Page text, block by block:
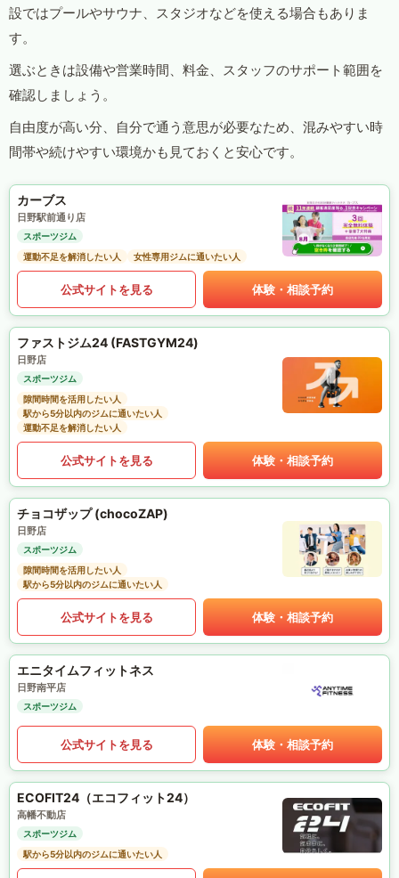
設ではプールやサウナ、スタジオなどを使える場合もありま
す。
選ぶときは設備や営業時間、料金、スタッフのサポート範囲を
確認しましょう。
自由度が高い分、自分で通う意思が必要なため、混みやすい時
間帯や続けやすい環境かも見ておくと安心です。
カーブス
日野駅前通り店
スポーツジム
運動不足を解消したい人
女性専用ジムに通いたい人
公式サイトを見る 体験・相談予約
ファストジム24 (FASTGYM24)
日野店
スポーツジム
隙間時間を活用したい人
駅から5分以内のジムに通いたい人
運動不足を解消したい人
公式サイトを見る 体験・相談予約
チョコザップ (chocoZAP)
日野店
スポーツジム
隙間時間を活用したい人
駅から5分以内のジムに通いたい人
公式サイトを見る 体験・相談予約
エニタイムフィットネス
日野南平店
スポーツジム
公式サイトを見る 体験・相談予約
ECOFIT24（エコフィット24）
高幡不動店
スポーツジム
駅から5分以内のジムに通いたい人